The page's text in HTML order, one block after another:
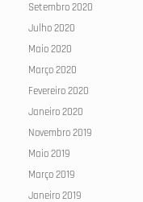
Setembro 2020
Julho 2020
Maio 2020
Março 2020
Fevereiro 2020
Janeiro 2020
Novembro 2019
Maio 2019
Março 2019
Janeiro 2019